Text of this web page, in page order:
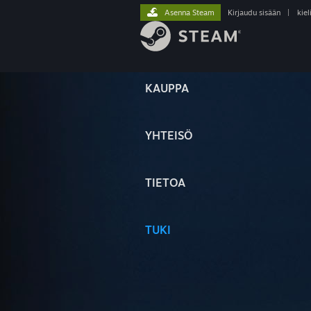
KAUPPA
YHTEISÖ
TIETOA
TUKI
Asenna Steam Kirjaudu sisään kieli